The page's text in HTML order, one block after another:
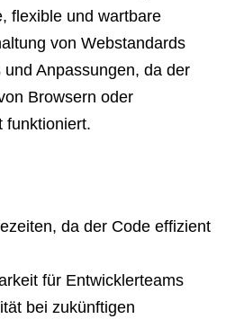
flexible und wartbare
von Webstandards
Anpassungen, da der
Browsern oder
funktioniert.
da der Code effizient
für Entwicklerteams
bei zukünftigen